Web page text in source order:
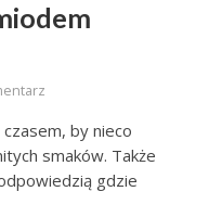
by nieco
smaków. Także
gdzie